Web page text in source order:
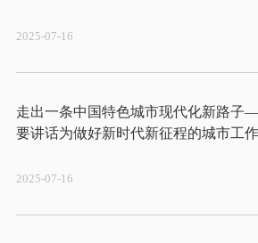
2025-07-16
走出一条中国特色城市现代化新路
2025-07-16